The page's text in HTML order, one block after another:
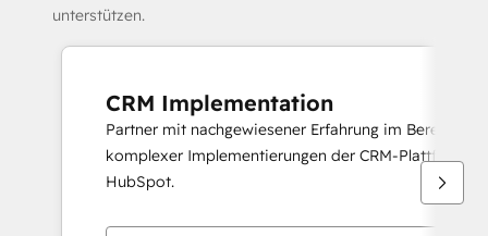
unterstützen.
CRM Implementation
Partner mit nachgewiesener Erfahrung im
komplexer Implementierungen der CRM-Plattform
HubSpot.